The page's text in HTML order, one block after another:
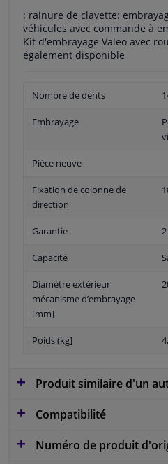
: rainure de clavette:
véhicules avec commande à
Kit d'embrayage Valeo avec
également disponible
Nombre de dents
Embrayage
Pièce neuve
Fixation de colonne de
direction
Garantie
Capacité
Diamètre extérieur
mécanisme d’embrayage
[mm]
Poids (kg]
Produit similaire d'un
Compatibilité
Numéro de produit